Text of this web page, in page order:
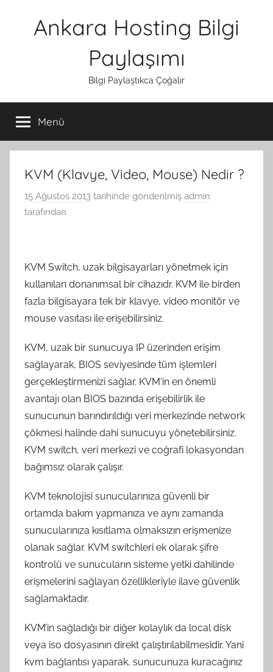
Ankara Hosting Bilgi
Paylaşımı
Bilgi Paylaştıkca Çoğalır
Menü
KVM (Klavye, Video, Mouse) Nedir ?
15 Ağustos 2013 tarihinde gönderilmiş admin
tarafından
KVM Switch, uzak bilgisayarları yönetmek için
kullanılan donanımsal bir cihazıdr. KVM ile birden
fazla bilgisayara tek bir klavye, video monitör ve
mouse vasıtası ile erişebilirsiniz.
KVM, uzak bir sunucuya IP üzerinden erişim
sağlayarak, BIOS seviyesinde tüm işlemleri
gerçekleştirmenizi sağlar. KVM‘in en önemli
avantajı olan BIOS bazında erişebilirlik ile
sunucunun barındırıldığı veri merkezinde network
çökmesi halinde dahi sunucuyu yönetebilirsiniz.
KVM switch, veri merkezi ve coğrafi lokasyondan
bağımsız olarak çalışır.
KVM teknolojisi sunucularınıza güvenli bir
ortamda bakım yapmanıza ve aynı zamanda
sunucularınıza kısıtlama olmaksızın erişmenize
olanak sağlar. KVM switchleri ek olarak şifre
kontrolü ve sunucuların sisteme yetki dahilinde
erişmelerini sağlayan özellikleriyle ilave güvenlik
sağlamaktadır.
KVM’in sağladığı bir diğer kolaylık da local disk
veya iso dosyasının direkt çalıştırılabilmesidir. Yani
kvm bağlantısı yaparak, sunucunuza kuracağınız